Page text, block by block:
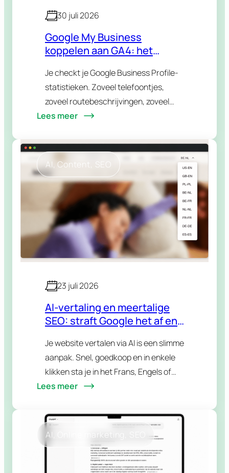
30 juli 2026
Google My Business
koppelen aan GA4: het
(2026)
Je checkt je Google Business Profile-
statistieken. Zoveel telefoontjes,
zoveel routebeschrijvingen, zoveel
klikks naar je website. Daarna spring je
gebeurt. Twee tabbladen, twee…
Lees meer
AI, Content , SEO
23 juli 2026
AI-vertaling en meertalige
SEO: straft Google het af en
Je website vertalen via AI is een slimme
aanpak. Snel, goedkoop en in enkele
klikken sta je in het Frans, Engels of
eender welke taal je doelgroep
Lees meer
AI Online marketing